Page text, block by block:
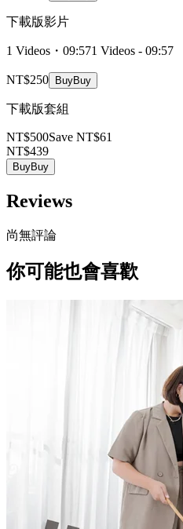
下載版影片
1 Videos・09:571 Videos - 09:57
NT$250 BuyBuy
下載版套組
NT$500Save NT$61
NT$439
BuyBuy
Reviews
尚無評論
你可能也會喜歡